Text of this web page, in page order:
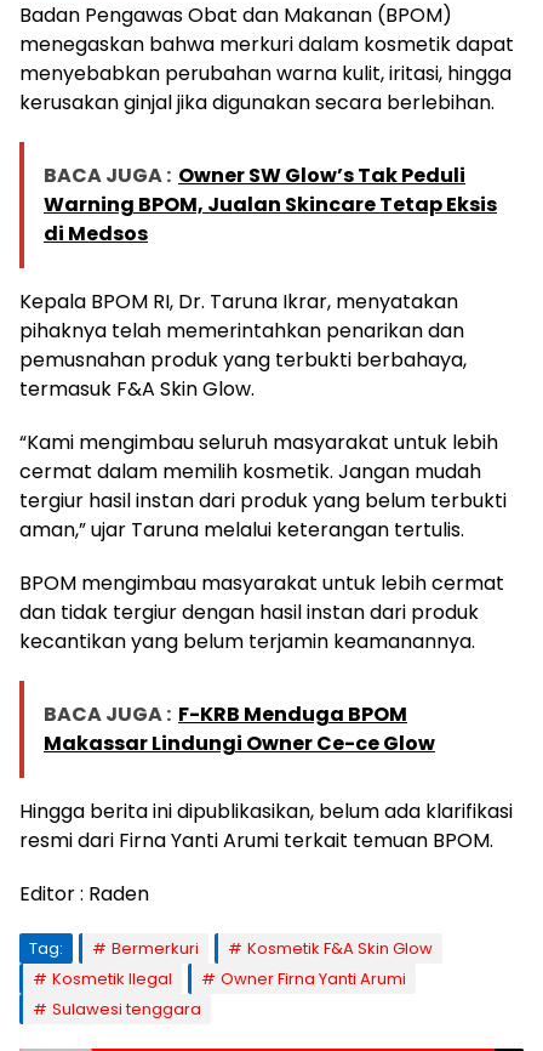
Badan Pengawas Obat dan Makanan (BPOM)
menegaskan bahwa merkuri dalam kosmetik dapat
menyebabkan perubahan warna kulit, iritasi, hingga
kerusakan ginjal jika digunakan secara berlebihan.
BACA JUGA : Owner SW Glow’s Tak Peduli
Warning BPOM, Jualan Skincare Tetap Eksis
di Medsos
Kepala BPOM RI, Dr. Taruna Ikrar, menyatakan
pihaknya telah memerintahkan penarikan dan
pemusnahan produk yang terbukti berbahaya,
termasuk F&A Skin Glow.
“Kami mengimbau seluruh masyarakat untuk lebih
cermat dalam memilih kosmetik. Jangan mudah
tergiur hasil instan dari produk yang belum terbukti
aman,” ujar Taruna melalui keterangan tertulis.
BPOM mengimbau masyarakat untuk lebih cermat
dan tidak tergiur dengan hasil instan dari produk
kecantikan yang belum terjamin keamanannya.
BACA JUGA : F-KRB Menduga BPOM
Makassar Lindungi Owner Ce-ce Glow
Hingga berita ini dipublikasikan, belum ada klarifikasi
resmi dari Firna Yanti Arumi terkait temuan BPOM.
Editor : Raden
Tag: Bermerkuri
Kosmetik F&A Skin Glow
Kosmetik Ilegal
Owner Firna Yanti Arumi
Sulawesi tenggara